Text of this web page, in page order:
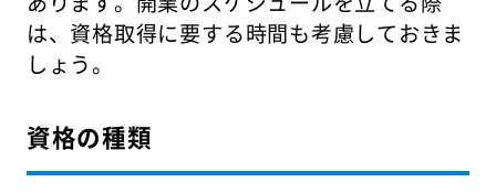
は、資格取得に要する時間も考慮しておきま
しょう。
資格の種類